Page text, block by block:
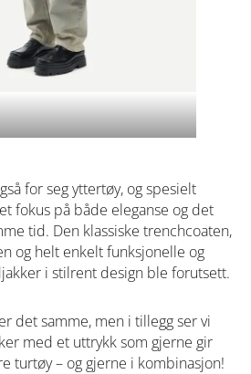
for seg yttertøy, og spesielt
fokus på både eleganse og det
tid. Den klassiske trenchcoaten,
og helt enkelt funksjonelle og
i stilrent design ble forutsett.
det samme, men i tillegg ser vi
med et uttrykk som gjerne gir
turtøy – og gjerne i kombinasjon!